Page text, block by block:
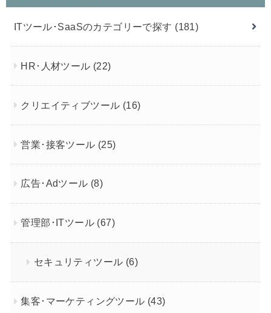
ITツール･SaaSのカテゴリーで探す (181)
HR･人材ツール (22)
クリエイティブツール (16)
営業･接客ツール (25)
広告･Adツール (8)
管理部･ITツール (67)
セキュリティツール (6)
集客･マーケティングツール (43)